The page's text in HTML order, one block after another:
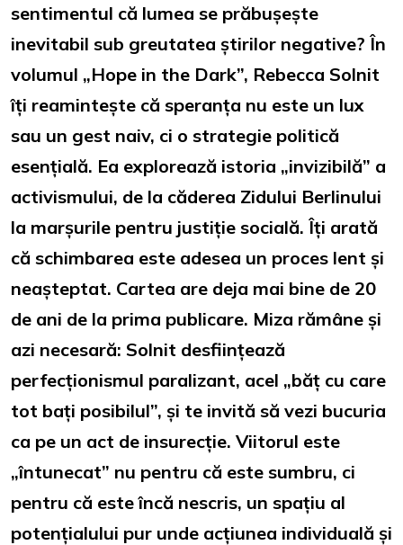
sentimentul că lumea se prăbușește
inevitabil sub greutatea știrilor negative? În
volumul „Hope in the Dark”, Rebecca Solnit
îți reamintește că speranța nu este un lux
sau un gest naiv, ci o strategie politică
esențială. Ea explorează istoria „invizibilă” a
activismului, de la căderea Zidului Berlinului
la marșurile pentru justiție socială. Îți arată
că schimbarea este adesea un proces lent și
neașteptat. Cartea are deja mai bine de 20
de ani de la prima publicare. Miza rămâne și
azi necesară: Solnit desființează
perfecționismul paralizant, acel „băț cu care
tot bați posibilul”, și te invită să vezi bucuria
ca pe un act de insurecție. Viitorul este
„întunecat” nu pentru că este sumbru, ci
pentru că este încă nescris, un spațiu al
potențialului pur unde acțiunea individuală și